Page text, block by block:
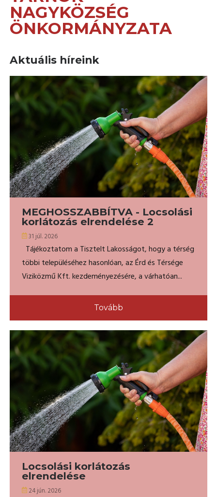
NAGYKÖZSÉG
ÖNKORMÁNYZATA
Aktuális híreink
MEGHOSSZABBÍTVA - Locsolási
korlátozás elrendelése 2
31 júl. 2026
Tájékoztatom a Tisztelt Lakosságot, hogy a térség
többi településéhez hasonlóan, az Érd és Térsége
Viziközmű Kft. kezdeményezésére, a várhatóan...
Tovább
Locsolási korlátozás
elrendelése
24 jún. 2026